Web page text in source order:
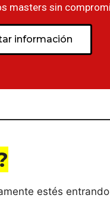
masters sin
información
estés